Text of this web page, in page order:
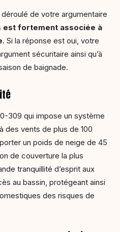
de votre argumentaire
est fortement associée à
. Si la réponse est oui, votre
sécuritaire ainsi qu’à
de baignade.
309 qui impose un système
des vents de plus de 100
un poids de neige de 45
de couverture la plus
tranquillité d’esprit aux
au bassin, protégeant ainsi
des risques de